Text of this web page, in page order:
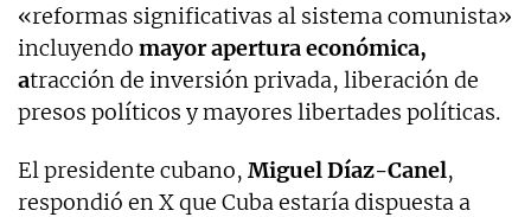
«reformas significativas al sistema comunista»
incluyendo mayor apertura económica,
atracción de inversión privada, liberación de
presos políticos y mayores libertades políticas.
El presidente cubano, Miguel Díaz-Canel,
respondió en X que Cuba estaría dispuesta a